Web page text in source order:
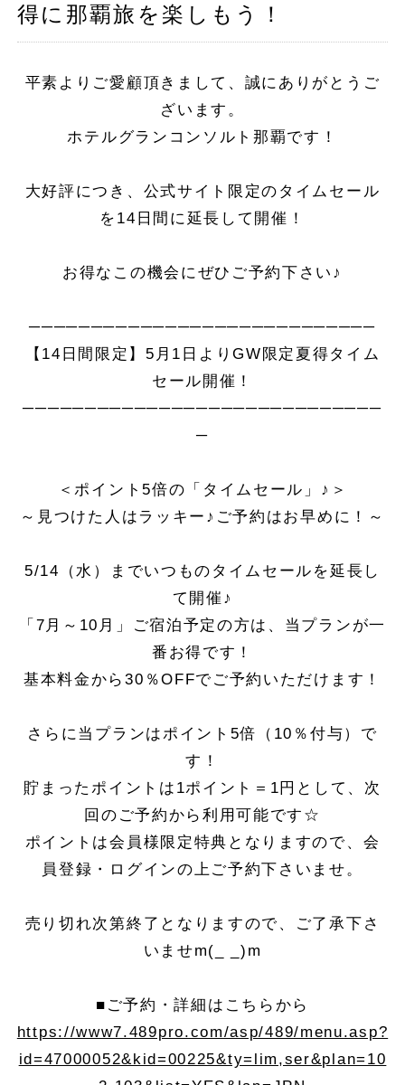
得に那覇旅を楽しもう！
平素よりご愛顧頂きまして、誠にありがとうご
ざいます。
ホテルグランコンソルト那覇です！
大好評につき、公式サイト限定のタイムセール
を14日間に延長して開催！
お得なこの機会にぜひご予約下さい♪
────────────────────────────
【14日間限定】5月1日よりGW限定夏得タイム
セール開催！
─────────────────────────────
─
＜ポイント5倍の「タイムセール」♪＞
～見つけた人はラッキー♪ご予約はお早めに！～
5/14（水）までいつものタイムセールを延長し
て開催♪
「7月～10月」ご宿泊予定の方は、当プランが一
番お得です！
基本料金から30％OFFでご予約いただけます！
さらに当プランはポイント5倍（10％付与）で
す！
貯まったポイントは1ポイント＝1円として、次
回のご予約から利用可能です☆
ポイントは会員様限定特典となりますので、会
員登録・ログインの上ご予約下さいませ。
売り切れ次第終了となりますので、ご了承下さ
いませm(_ _)m
■ご予約・詳細はこちらから
https://www7.489pro.com/asp/489/menu.asp?
id=47000052&kid=00225&ty=lim,ser&plan=10
TEL.
ご予約の確認・変更・キャンセル
法人会員様ログイン